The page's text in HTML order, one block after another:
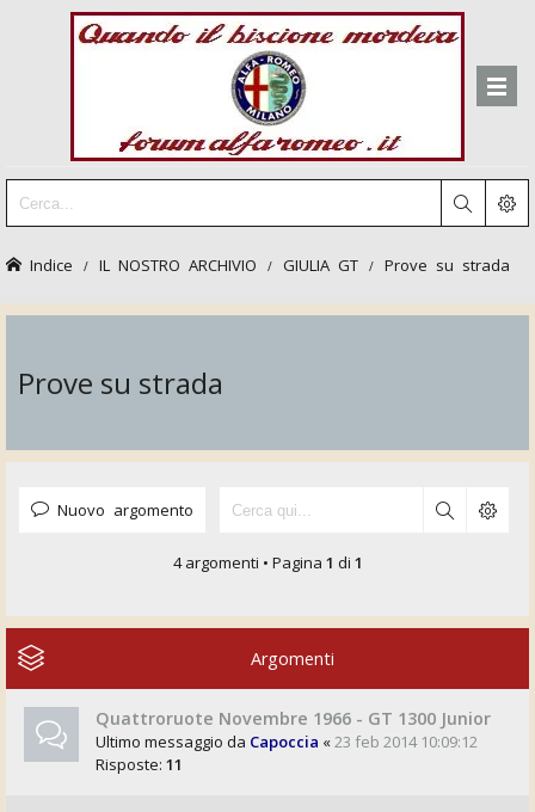
Indice IL NOSTRO ARCHIVIO GIULIA GT Prove su strada
Prove su strada
Nuovo argomento
4 argomenti • Pagina 1 di 1
Argomenti
Quattroruote Novembre 1966 - GT 1300 Junior
Ultimo messaggio da Capoccia «23 feb 2014 10:09:12
Risposte: 11